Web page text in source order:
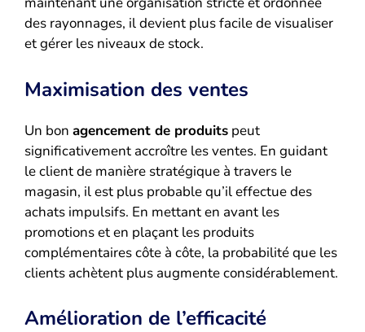
des rayonnages, il devient plus facile de visualiser
et gérer les niveaux de stock.
Maximisation des ventes
Un bon agencement de produits peut
significativement accroître les ventes. En guidant
le client de manière stratégique à travers le
magasin, il est plus probable qu’il effectue des
achats impulsifs. En mettant en avant les
promotions et en plaçant les produits
complémentaires côte à côte, la probabilité que les
clients achètent plus augmente considérablement.
Amélioration de l’efficacité